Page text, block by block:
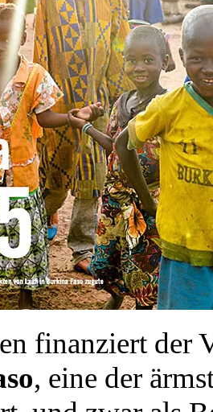
finanziert der
, eine der